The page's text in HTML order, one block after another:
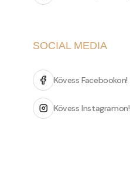
SOCIAL MEDIA
Kövess Facebookon!
Kövess Instagramon!